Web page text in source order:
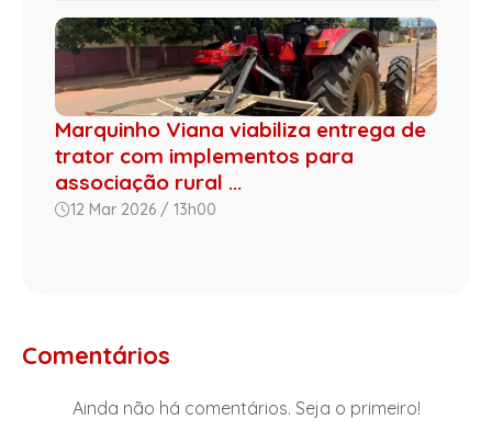
Marquinho Viana viabiliza entrega de
trator com implementos para
associação rural ...
12 Mar 2026 / 13h00
Comentários
Ainda não há comentários. Seja o primeiro!